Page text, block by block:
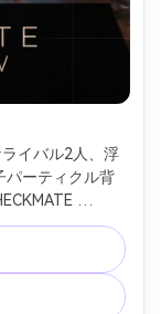
イバル2人、浮
パーティクル背
レンズ、浅い
中構図 --ar 4:5